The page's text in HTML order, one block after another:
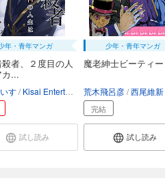
12月号
カート
試し読み
年・青年マンガ
者、２度目の人
...
す Kisai Entertainment SORAJIMA
試し読み
少年・青年マンガ
魔老紳士ビーティー
荒木飛呂彦 西尾維新
完結
試し読み